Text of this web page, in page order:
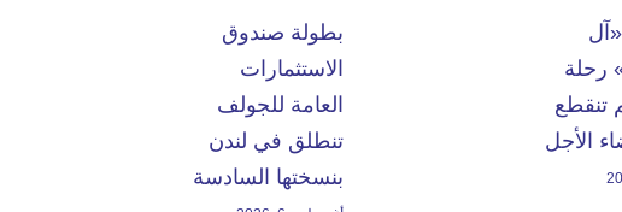
رحلة
تنقطع
الأجل
بطولة صندوق
الاستثمارات
العامة للجولف
تنطلق في لندن
بنسختها السادسة